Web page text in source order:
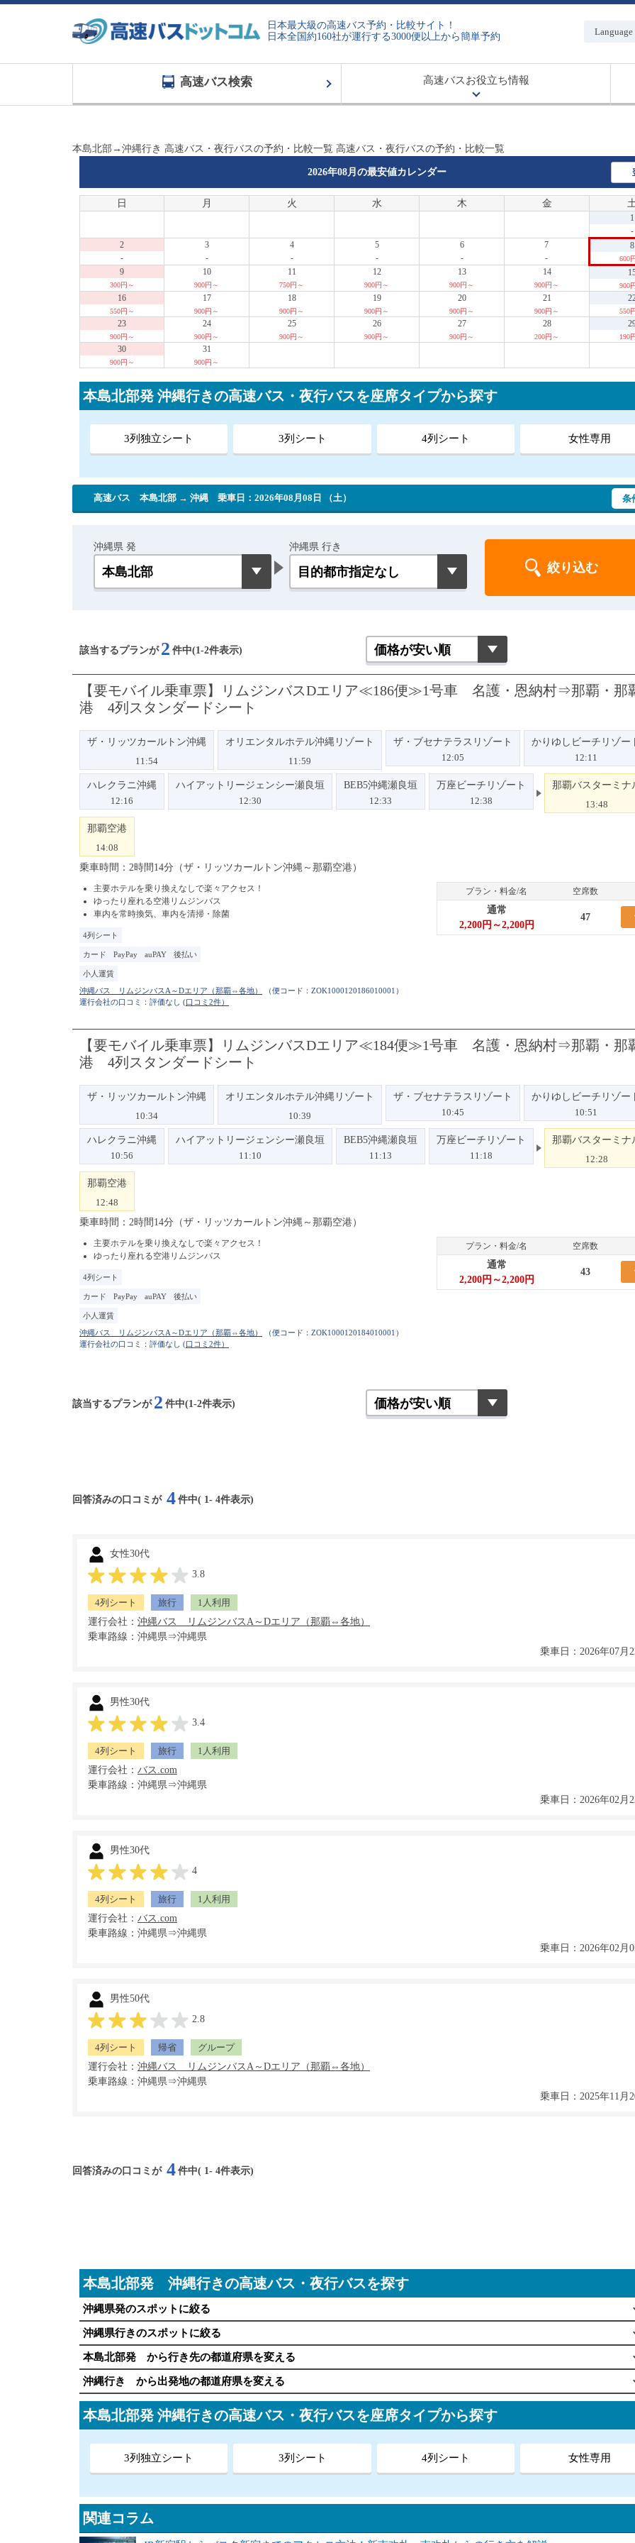
日本最大級の高速バス予約・比較サイト！
日本全国約160社が運行する3000便以上から簡単予約
Language
高速バス検索 高速バスお役立ち情報
本島北部→沖縄行き 高速バス・夜行バスの予約・比較一覧 高速バス・夜行バスの予約・比較一覧
2026年08月の最安値カレンダー
日 月 火 水 木 金
1
-
2
-
3
-
4
-
5
-
6
-
7
-
8
600
9
300円～
10
900円～
11
750円～
12
900円～
13
900円～
14
900円～ 900
16
550円～
17
900円～
18
900円～
19
900円～
20
900円～
21
900円～ 550
23
900円～
24
900円～
25
900円～
26
900円～
27
900円～
28
200円～ 190
30
900円～
31
900円～
本島北部発 沖縄行きの高速バス・夜行バスを座席タイプから探す
3列独立シート 3列シート 4列シート 女性専用
高速バス 本島北部 → 沖縄 乗車日：2026年08月08日 （土） 条
沖縄県 発 沖縄県 行き
該当するプランが 2 件中(1-2件表示)
【要モバイル乗車票】リムジンバスDエリア≪186便≫1号車 名護・恩納村⇒那覇・那
港 4列スタンダードシート
（便コード： ZOK1000120186010001 ）
運行会社の口コミ：評価なし (口コミ2件）
ザ・リッツカールトン沖縄
11:54
オリエンタルホテル沖縄リゾート
11:59
ザ・ブセナテラスリゾート
12:05
かりゆしビーチリゾー
12:11
ハレクラニ沖縄
12:16
ハイアットリージェンシー瀬良垣
12:30
BEB5沖縄瀬良垣
12:33
万座ビーチリゾート
12:38
那覇バスターミナ
13:48
那覇空港
14:08
乗車時間：2時間14分（ザ・リッツカールトン沖縄～那覇空港）
4列シート
主要ホテルを乗り換えなしで楽々アクセス！
ゆったり座れる空港リムジンバス
車内を常時換気、車内を清掃・除菌
カード PayPay auPAY 後払い
小人運賃
プラン・料金/名 空席数
通常
2,200円～2,200円
47
【要モバイル乗車票】リムジンバスDエリア≪184便≫1号車 名護・恩納村⇒那覇・那
港 4列スタンダードシート
（便コード： ZOK1000120184010001 ）
運行会社の口コミ：評価なし (口コミ2件）
ザ・リッツカールトン沖縄
10:34
オリエンタルホテル沖縄リゾート
10:39
ザ・ブセナテラスリゾート
10:45
かりゆしビーチリゾー
10:51
ハレクラニ沖縄
10:56
ハイアットリージェンシー瀬良垣
11:10
BEB5沖縄瀬良垣
11:13
万座ビーチリゾート
11:18
那覇バスターミナ
12:28
那覇空港
12:48
乗車時間：2時間14分（ザ・リッツカールトン沖縄～那覇空港）
4列シート
主要ホテルを乗り換えなしで楽々アクセス！
ゆったり座れる空港リムジンバス
カード PayPay auPAY 後払い
小人運賃
プラン・料金/名 空席数
通常
2,200円～2,200円
43
該当するプランが 2 件中(1-2件表示)
回答済みの口コミが 4 件中( 1- 4件表示)
女性30代
3.8
4列シート 旅行
1人利用
運行会社：
乗車路線：沖縄県⇒沖縄県
乗車日：2026年07月
男性30代
3.4
4列シート 旅行
1人利用
運行会社：
乗車路線：沖縄県⇒沖縄県
乗車日：2026年02月
男性30代
4
4列シート 旅行
1人利用
運行会社：
乗車路線：沖縄県⇒沖縄県
乗車日：2026年02月
男性50代
2.8
4列シート 帰省
グループ
運行会社：
乗車路線：沖縄県⇒沖縄県
乗車日：2025年11月
回答済みの口コミが 4 件中( 1- 4件表示)
本島北部発 沖縄行きの高速バス・夜行バスを探す
沖縄県発のスポットに絞る
沖縄県行きのスポットに絞る
本島北部発 から行き先の都道府県を変える
沖縄行き から出発地の都道府県を変える
本島北部発 沖縄行きの高速バス・夜行バスを座席タイプから探す
3列独立シート 3列シート 4列シート 女性専用
関連コラム